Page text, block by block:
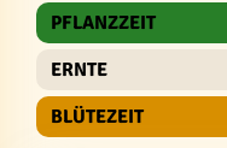
PFLANZZEIT
ERNTE
BLÜTEZEIT